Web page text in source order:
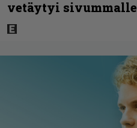
vetäytyi sivummalle